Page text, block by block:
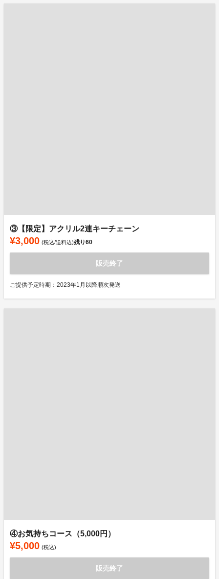
③【限定】アクリル2連キーチェーン
¥3,000 (税込/送料込)残り60
販売終了
ご提供予定時期：2023年1月以降順次発送
④お気持ちコース（5,000円）
¥5,000 (税込)
販売終了